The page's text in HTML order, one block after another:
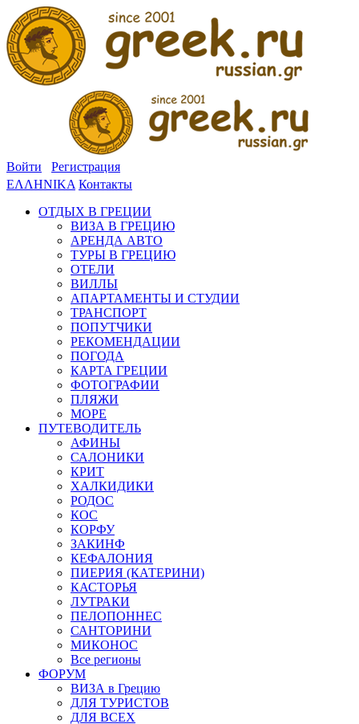
Войти
Регистрация
ΕΛΛΗΝΙΚΑ Контакты
ОТДЫХ В ГРЕЦИИ
ВИЗА В ГРЕЦИЮ
АРЕНДА АВТО
ТУРЫ В ГРЕЦИЮ
ОТЕЛИ
ВИЛЛЫ
АПАРТАМЕНТЫ И СТУДИИ
ТРАНСПОРТ
ПОПУТЧИКИ
РЕКОМЕНДАЦИИ
ПОГОДА
КАРТА ГРЕЦИИ
ФОТОГРАФИИ
ПЛЯЖИ
МОРЕ
ПУТЕВОДИТЕЛЬ
АФИНЫ
САЛОНИКИ
КРИТ
ХАЛКИДИКИ
РОДОС
КОС
КОРФУ
ЗАКИНФ
КЕФАЛОНИЯ
ПИЕРИЯ (КАТЕРИНИ)
КАСТОРЬЯ
ЛУТРАКИ
ПЕЛОПОННЕС
САНТОРИНИ
МИКОНОС
Все регионы
ФОРУМ
ВИЗА в Грецию
ДЛЯ ТУРИСТОВ
ДЛЯ ВСЕХ